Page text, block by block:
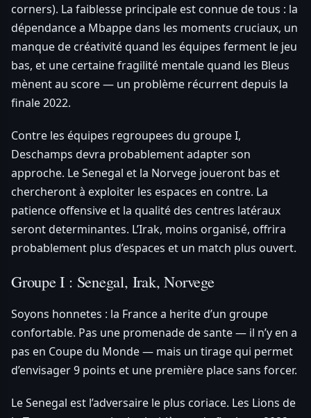
corners). La faiblesse principale est connue de tous : la
dépendance a Mbappe dans les moments cruciaux, un
manque de créativité quand les équipes ferment le jeu
bas, et une certaine fragilité mentale quand les Bleus
mènent au score — un problème récurrent depuis la
finale 2022.
Contre les équipes regroupees du groupe I,
Deschamps devra probablement adapter son
approche. Le Senegal et la Norvege joueront bas et
chercheront à exploiter les espaces en contre. La
patience offensive et la qualité des centres latéraux
seront determinantes. L’Irak, moins organisé, offrira
probablement plus d’espaces et un match plus ouvert.
Groupe I : Senegal, Irak, Norvege
Soyons honnetes : la France a herite d’un groupe
confortable. Pas une promenade de sante — il n’y en a
pas en Coupe du Monde — mais un tirage qui permet
d’envisager 9 points et une première place sans forcer.
Le Senegal est l’adversaire le plus coriace. Les Lions de